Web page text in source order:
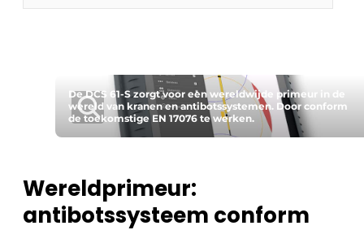
De DCS 61-S zorgt voor een wereldwijde primeur in de
wereld van kranen en antibotssystemen. Door conform
de toekomstige EN 17076 te werken.
Wereldprimeur:
antibotssysteem conform